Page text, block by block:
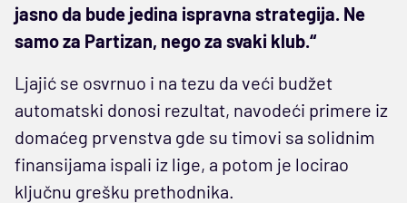
jasno da bude jedina ispravna strategija. Ne
samo za Partizan, nego za svaki klub.“
Ljajić se osvrnuo i na tezu da veći budžet
automatski donosi rezultat, navodeći primere iz
domaćeg prvenstva gde su timovi sa solidnim
finansijama ispali iz lige, a potom je locirao
ključnu grešku prethodnika.